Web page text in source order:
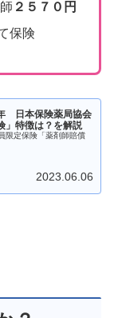
２５７０円
保険
日本保険薬局協会
」特徴は？を解説
限定保険「薬剤師賠償
2023.06.06